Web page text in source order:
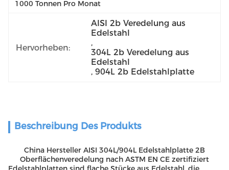
1000 Tonnen Pro Monat
Hervorheben:
AISI 2b Veredelung aus
Edelstahl
,
304L 2b Veredelung aus
Edelstahl
, 904L 2b Edelstahlplatte
Beschreibung Des Produkts
China Hersteller AISI 304L/904L Edelstahlplatte 2B
Oberflächenveredelung nach ASTM EN CE zertifiziert